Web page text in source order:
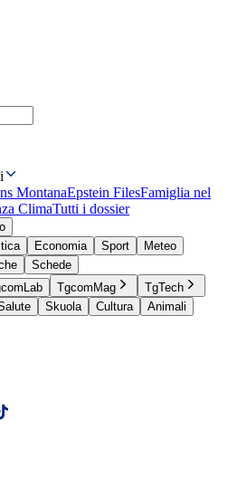
MontanaEpstein FilesFamiglia nel
ClimaTutti i dossier
Economia Sport
Meteo
Schede
TgcomMag
TgTech
Skuola Cultura
Animali